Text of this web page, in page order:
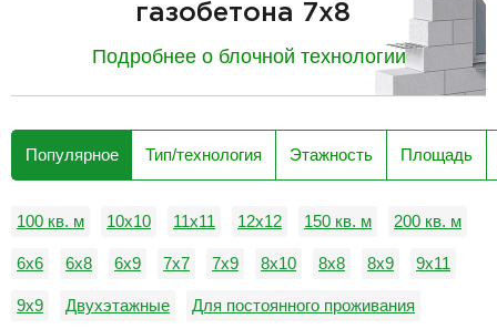
газобетона 7х8
Подробнее о блочной технологии
Популярное Тип/технология Этажность Площадь
100 кв. м 10x10 11x11 12x12 150 кв. м 200 кв. м
6x6 6x8 6x9 7x7 7x9 8x10 8x8 8x9 9x11
9x9 Двухэтажные Для постоянного проживания